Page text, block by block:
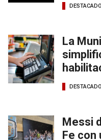
La
Messi
Fe con